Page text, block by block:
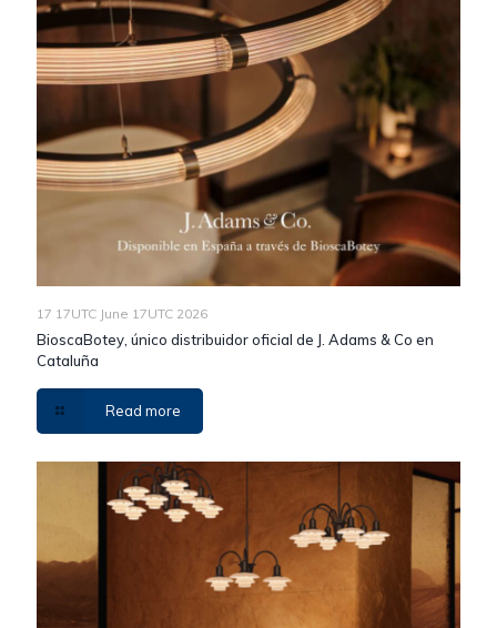
17 17UTC June 17UTC 2026
BioscaBotey, único distribuidor oficial de J. Adams & Co en
Cataluña
Read more